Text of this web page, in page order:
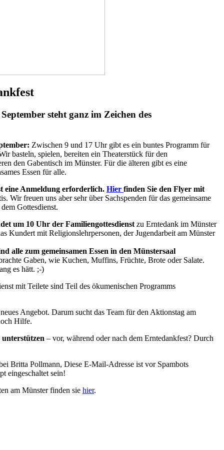
steht ganz im Zeichen des
Zwischen 9 und 17 Uhr gibt es ein buntes Programm für
basteln, spielen, bereiten ein Theaterstück für den
den Gabentisch im Münster. Für die älteren gibt es eine
Essen für alle.
eine Anmeldung erforderlich. Hier finden Sie den Flyer mit
Wir freuen uns aber sehr über Sachspenden für das gemeinsame
Gottesdienst.
um 10 Uhr der Familiengottesdienst zu Erntedank im Münster
Kundert mit Religionslehrpersonen, der Jugendarbeit am Münster
alle zum gemeinsamen Essen in den Münstersaal
Gaben, wie Kuchen, Muffins, Früchte, Brote oder Salate.
es hätt. ;-)
mit Teilete sind Teil des ökumenischen Programms
Angebot. Darum sucht das Team für den Aktionstag am
Hilfe.
– vor, während oder nach dem Erntedankfest? Durch
Britta Pollmann, Diese E-Mail-Adresse ist vor Spambots
eingeschaltet sein!
am Münster finden sie hier.